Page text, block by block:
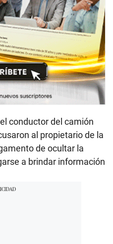
conductor del camión
al propietario de la
de ocultar la
a brindar información